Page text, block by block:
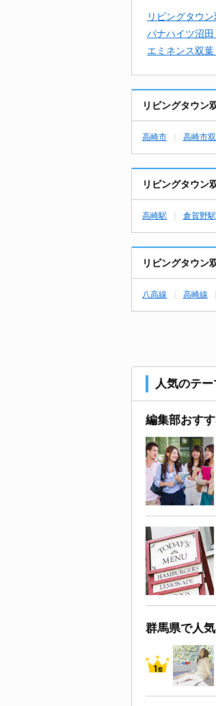
リビングタウ
パナハイツ沼
エミネンス双葉
リビングタウン
高崎市 高崎市
リビングタウン
高崎駅 倉賀野駅
リビングタウン
八高線 高崎線
人気のテ
編集部おす
群馬県で人